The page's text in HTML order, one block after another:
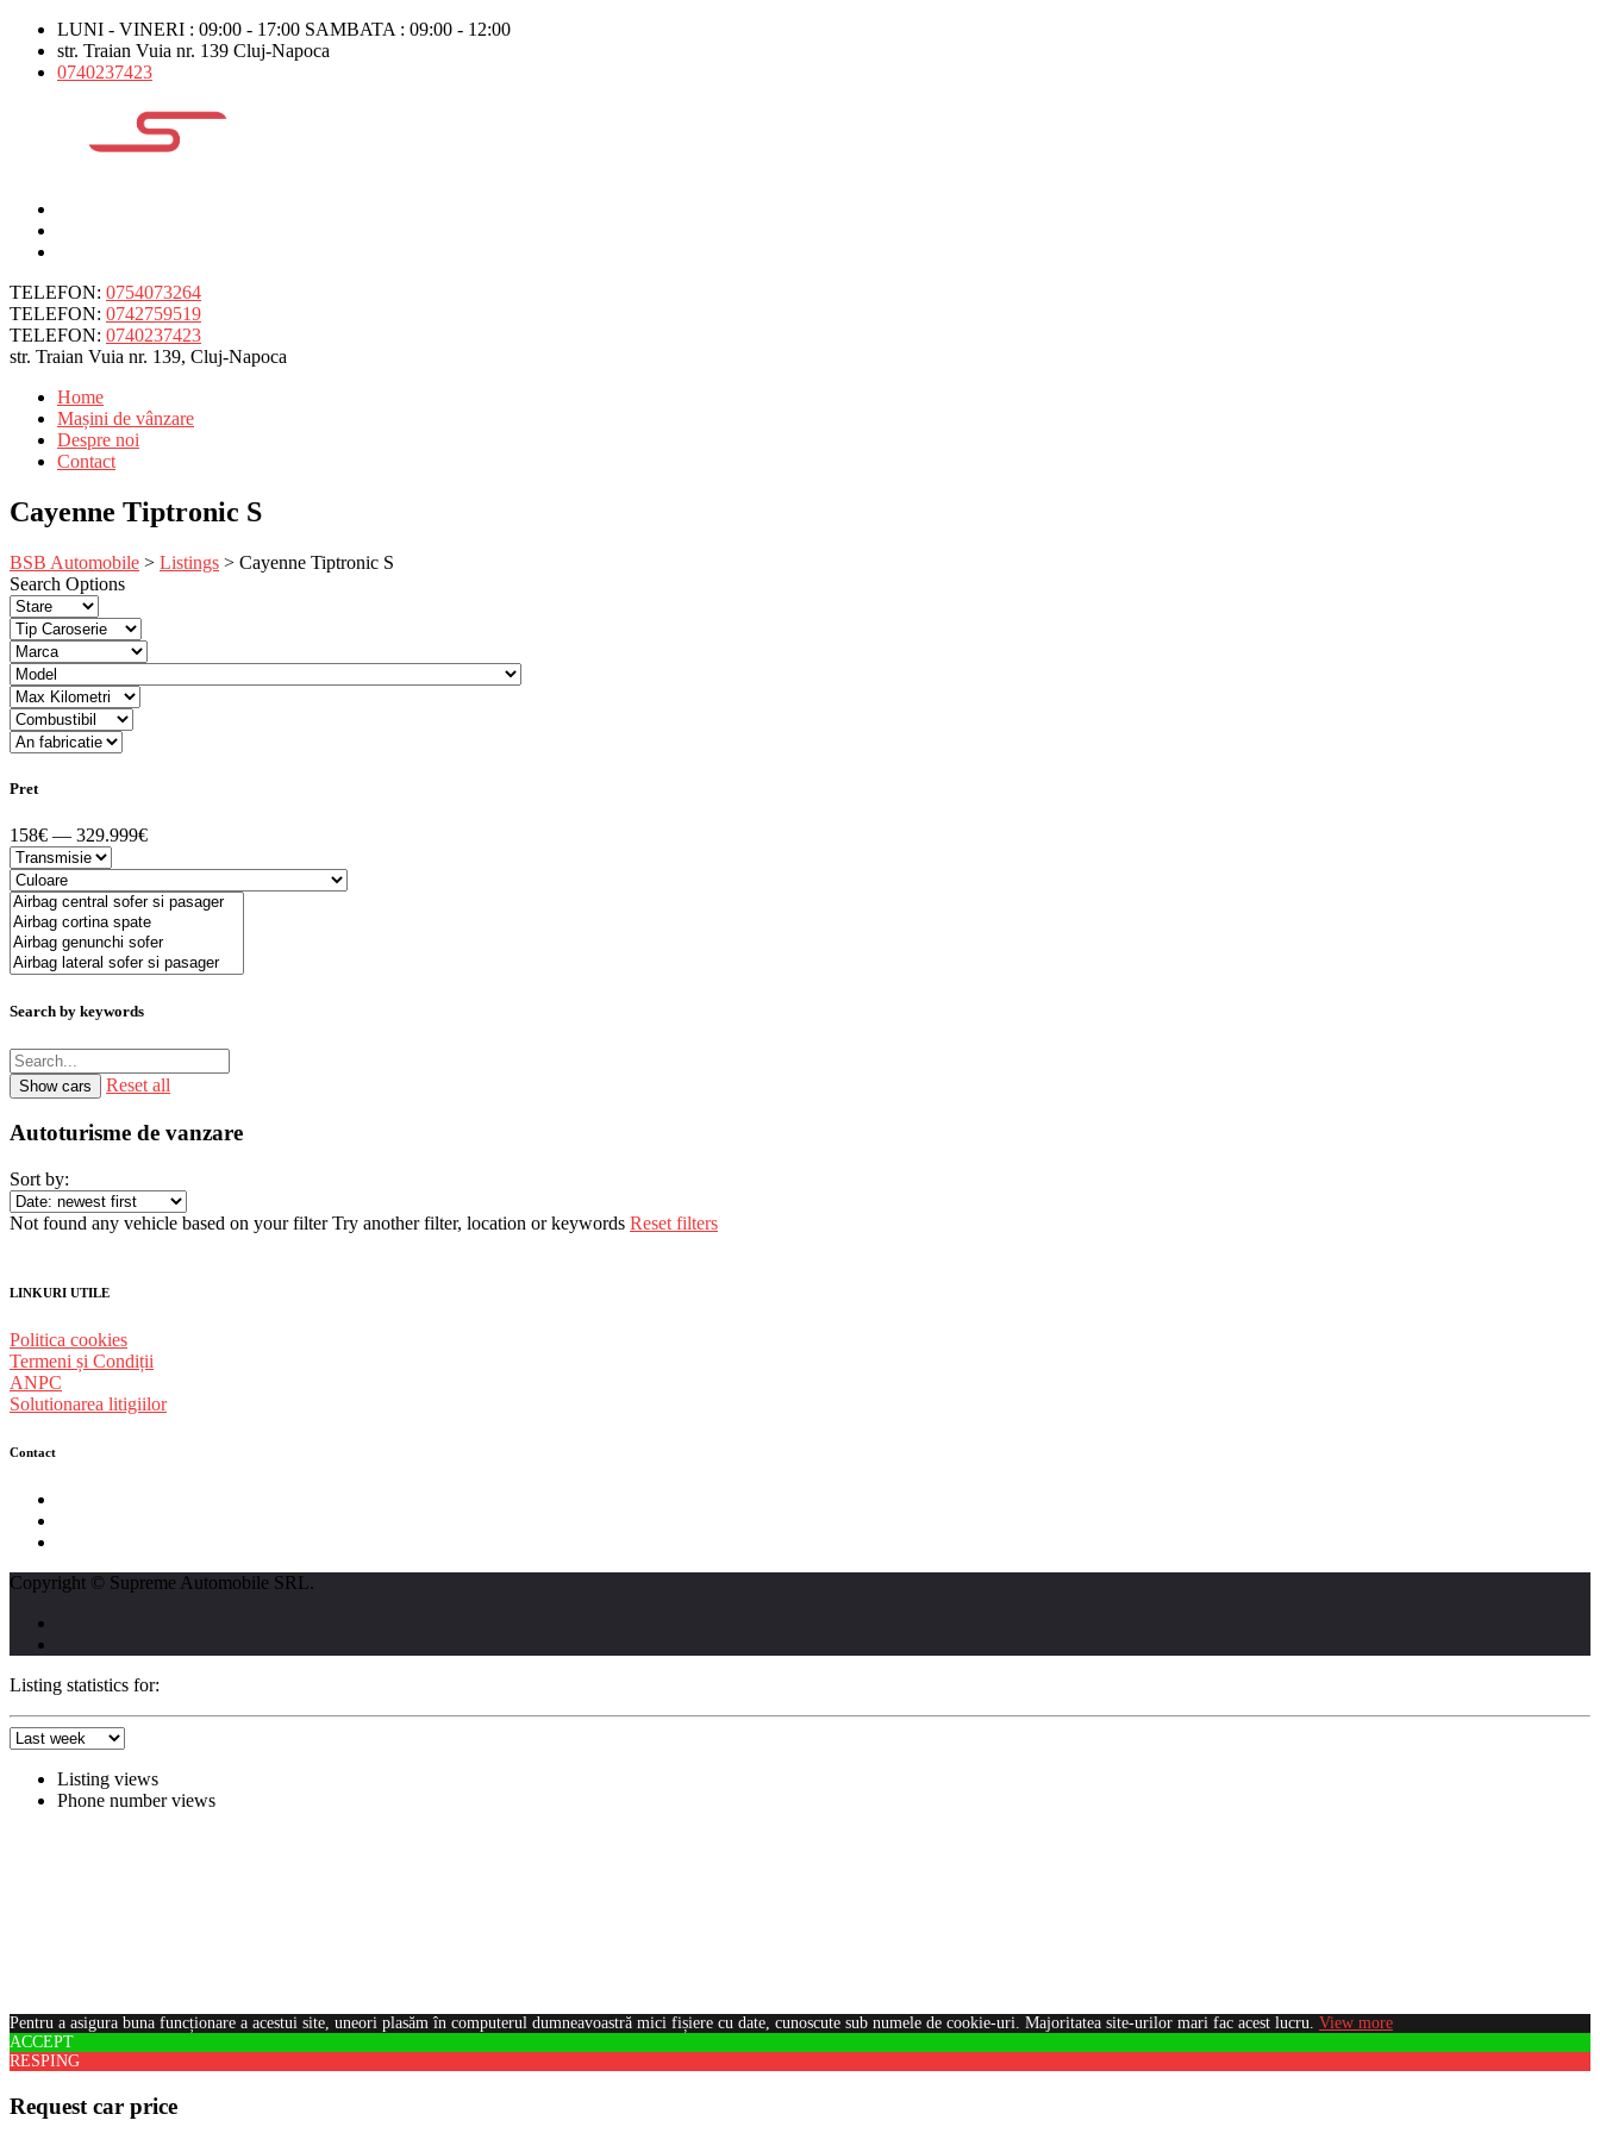
LUNI - VINERI : 09:00 - 17:00 SAMBATA : 09:00 - 12:00
str. Traian Vuia nr. 139 Cluj-Napoca
0740237423
TELEFON: 0754073264
TELEFON: 0742759519
TELEFON: 0740237423
str. Traian Vuia nr. 139, Cluj-Napoca
Home
Mașini de vânzare
Despre noi
Contact
Cayenne Tiptronic S
BSB Automobile > Listings > Cayenne Tiptronic S
Search Options
Pret
158€ — 329.999€
Search by keywords
Reset all
Autoturisme de vanzare
Sort by:
Not found any vehicle based on your filter Try another filter, location or keywords Reset filters
LINKURI UTILE
Politica cookies
Termeni și Condiții
ANPC
Solutionarea litigiilor
Contact
Copyright © Supreme Automobile SRL.
Listing statistics for:
Listing views
Phone number views
Pentru a asigura buna funcționare a acestui site, uneori plasăm în computerul dumneavoastră mici fișiere cu date, cunoscute sub numele de cookie-uri. Majoritatea site-urilor mari fac acest lucru. View more
ACCEPT
RESPING
Request car price